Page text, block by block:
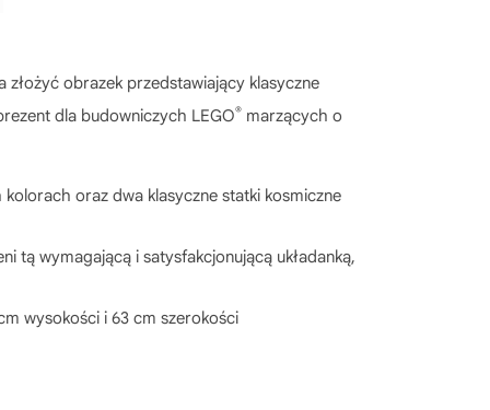
obrazek przedstawiający klasyczne
dla budowniczych LEGO® marzących o
oraz dwa klasyczne statki kosmiczne
tą wymagającą i satysfakcjonującą układanką,
wysokości i 63 cm szerokości